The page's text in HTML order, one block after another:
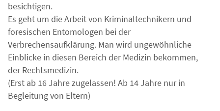
besichtigen.
Es geht um die Arbeit von Kriminaltechnikern und
foresischen Entomologen bei der
Verbrechensaufklärung. Man wird ungewöhnliche
Einblicke in diesen Bereich der Medizin bekommen,
der Rechtsmedizin.
(Erst ab 16 Jahre zugelassen! Ab 14 Jahre nur in
Begleitung von Eltern)